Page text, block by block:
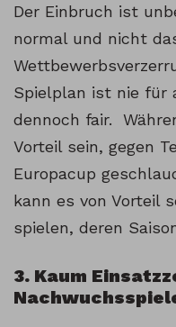
Der Einbruch ist
normal und nicht
Spielplan ist nie für
dennoch fair.
Vorteil sein, gegen
Europacup
kann es von Vorteil
spielen, deren
3. Kaum